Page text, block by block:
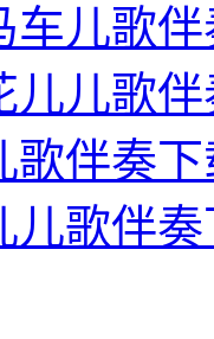
车儿歌伴
儿儿歌
歌伴奏下
儿歌伴奏